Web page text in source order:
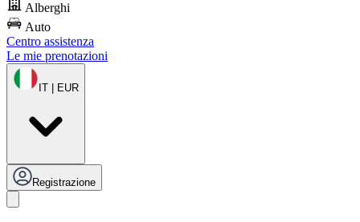
Alberghi
Auto
Centro assistenza
Le mie prenotazioni
IT | EUR
Registrazione